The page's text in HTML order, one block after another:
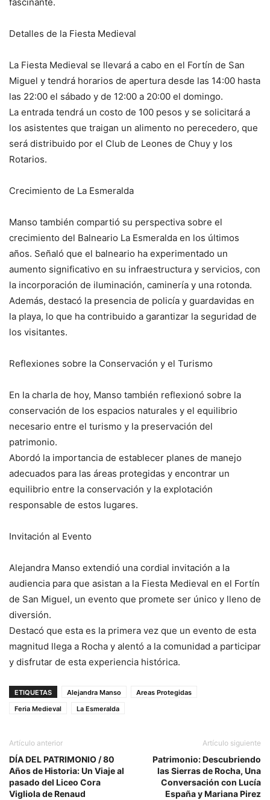
fascinante.
Detalles de la Fiesta Medieval
La Fiesta Medieval se llevará a cabo en el Fortín de San
Miguel y tendrá horarios de apertura desde las 14:00 hasta
las 22:00 el sábado y de 12:00 a 20:00 el domingo.
La entrada tendrá un costo de 100 pesos y se solicitará a
los asistentes que traigan un alimento no perecedero, que
será distribuido por el Club de Leones de Chuy y los
Rotarios.
Crecimiento de La Esmeralda
Manso también compartió su perspectiva sobre el
crecimiento del Balneario La Esmeralda en los últimos
años. Señaló que el balneario ha experimentado un
aumento significativo en su infraestructura y servicios, con
la incorporación de iluminación, caminería y una rotonda.
Además, destacó la presencia de policía y guardavidas en
la playa, lo que ha contribuido a garantizar la seguridad de
los visitantes.
Reflexiones sobre la Conservación y el Turismo
En la charla de hoy, Manso también reflexionó sobre la
conservación de los espacios naturales y el equilibrio
necesario entre el turismo y la preservación del
patrimonio.
Abordó la importancia de establecer planes de manejo
adecuados para las áreas protegidas y encontrar un
equilibrio entre la conservación y la explotación
responsable de estos lugares.
Invitación al Evento
Alejandra Manso extendió una cordial invitación a la
audiencia para que asistan a la Fiesta Medieval en el Fortín
de San Miguel, un evento que promete ser único y lleno de
diversión.
Destacó que esta es la primera vez que un evento de esta
magnitud llega a Rocha y alentó a la comunidad a participar
y disfrutar de esta experiencia histórica.
ETIQUETAS Alejandra Manso
Areas Protegidas
Feria Medieval
La Esmeralda
Artículo anterior
DÍA DEL PATRIMONIO / 80
Años de Historia: Un Viaje al
pasado del Liceo Cora
Vigliola de Renaud
Artículo siguiente
Patrimonio: Descubriendo
las Sierras de Rocha, Una
Conversación con Lucía
España y Mariana Pirez